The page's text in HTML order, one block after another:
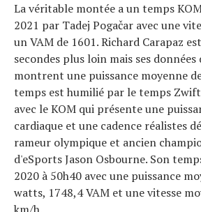
La véritable montée a un temps
2021 par Tadej Pogačar avec une
un VAM de 1601. Richard Carapaz
secondes plus loin mais ses données
montrent une puissance moyenne
temps est humilié par le temps
avec le KOM qui présente une
cardiaque et une cadence réalistes
rameur olympique et ancien
d'eSports Jason Osbourne. Son
2020 à 50h40 avec une puissance
watts, 1748,4 VAM et une vitesse